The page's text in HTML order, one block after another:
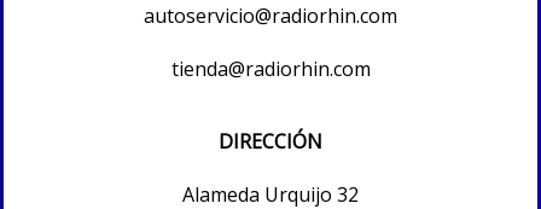
autoservicio@radiorhin.com
tienda@radiorhin.com
DIRECCIÓN
Alameda Urquijo 32